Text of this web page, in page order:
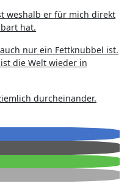
weshalb er für mich direkt
hat.
nur ein Fettknubbel ist.
die Welt wieder in
durcheinander.